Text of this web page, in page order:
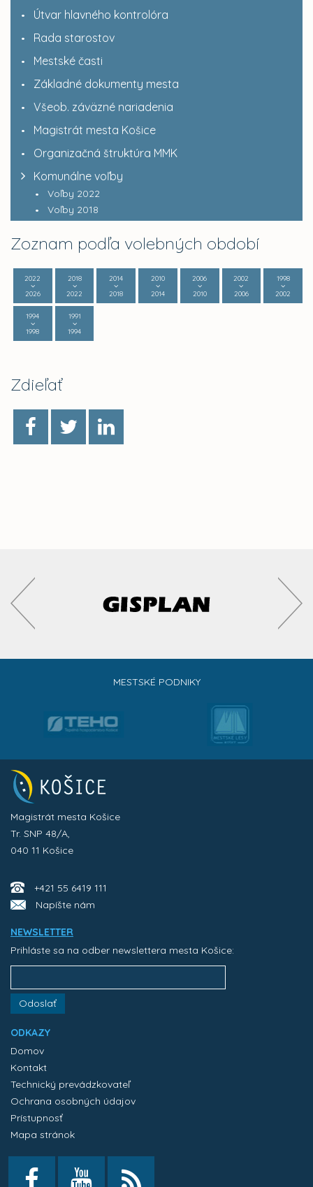
Útvar hlavného kontrolóra
Rada starostov
Mestské časti
Základné dokumenty mesta
Všeob. záväzné nariadenia
Magistrát mesta Košice
Organizačná štruktúra MMK
Komunálne voľby
Voľby 2022
Voľby 2018
Zoznam podľa volebných období
2022
2026
2018
2022
2014
2018
2010
2014
2006
2010
2002
2006
1998
2002
1994
1998
1991
1994
Zdieľať
MESTSKÉ PODNIKY
Magistrát mesta Košice
Tr. SNP 48/A,
040 11 Košice
+421 55 6419 111
Napíšte nám
NEWSLETTER
Prihláste sa na odber newslettera mesta Košice:
Odoslať
ODKAZY
Domov
Kontakt
Technický prevádzkovateľ
Ochrana osobných údajov
Prístupnosť
Mapa stránok